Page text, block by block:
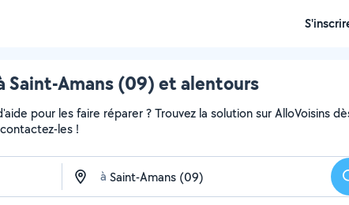
Amans (09) et alentours
pour les faire réparer ? Trouvez la solution sur AlloVoisins
les !
à